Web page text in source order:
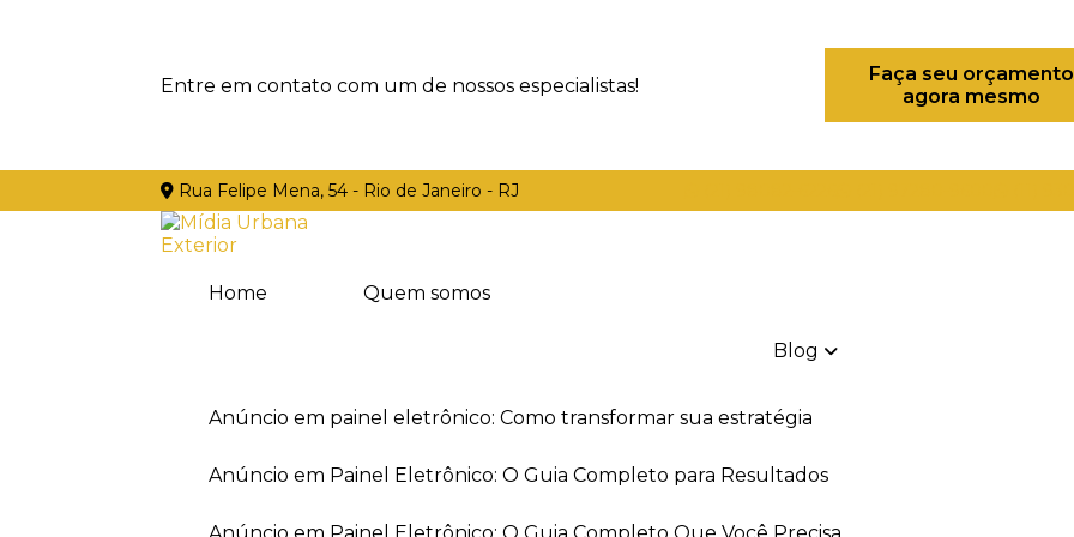
Entre em contato com um de nossos especialistas!
Faça seu orçamento
agora mesmo
Rua Felipe Mena, 54 - Rio de Janeiro - RJ
Home Quem somos
Blog
Anúncio em painel eletrônico: Como transformar sua estratégia
Anúncio em Painel Eletrônico: O Guia Completo para Resultados